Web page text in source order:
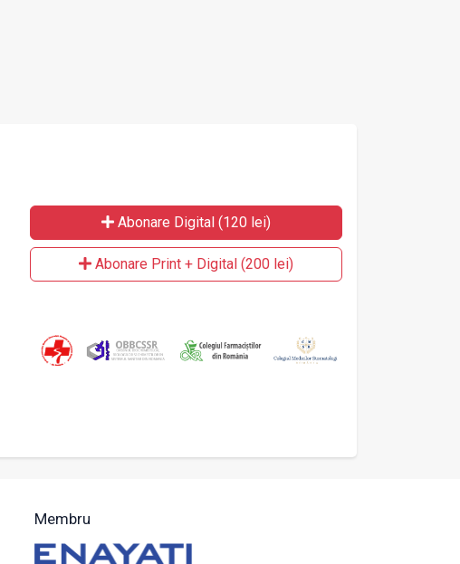
Abonare Digital (120 lei)
Abonare Print + Digital (200 lei)
Membru